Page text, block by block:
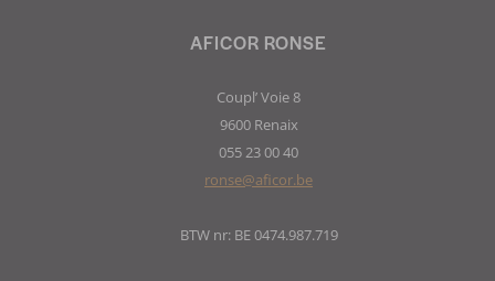
AFICOR RONSE
Coupl’ Voie 8
9600 Renaix
055 23 00 40
ronse@aficor.be
BTW nr: BE 0474.987.719